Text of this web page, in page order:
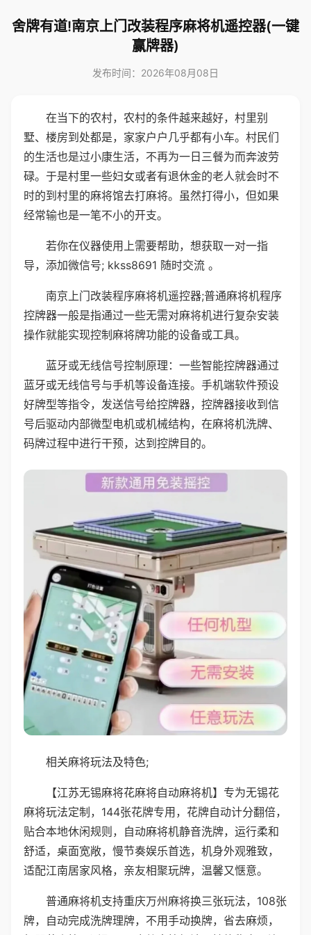
舍牌有道!南京上门改装程序麻将机遥控器(一键
赢牌器)
发布时间：2026年08月08日
在当下的农村，农村的条件越来越好，村里别
墅、楼房到处都是，家家户户几乎都有小车。村民们
的生活也是过小康生活，不再为一日三餐为而奔波劳
碌。于是村里一些妇女或者有退休金的老人就会时不
时的到村里的麻将馆去打麻将。虽然打得小，但如果
经常输也是一笔不小的开支。
若你在仪器使用上需要帮助，想获取一对一指
导，添加微信号; kkss8691 随时交流 。
南京上门改装程序麻将机遥控器;普通麻将机程序
控牌器一般是指通过一些无需对麻将机进行复杂安装
操作就能实现控制麻将牌功能的设备或工具。
蓝牙或无线信号控制原理：一些智能控牌器通过
蓝牙或无线信号与手机等设备连接。手机端软件预设
好牌型等指令，发送信号给控牌器，控牌器接收到信
号后驱动内部微型电机或机械结构，在麻将机洗牌、
码牌过程中进行干预，达到控牌目的。
相关麻将玩法及特色;
【江苏无锡麻将花麻将自动麻将机】专为无锡花
麻将玩法定制，144张花牌专用，花牌自动计分翻倍，
贴合本地休闲规则，自动麻将机静音洗牌，运行柔和
舒适，桌面宽敞，慢节奏娱乐首选，机身外观雅致，
适配江南居家风格，亲友相聚玩牌，温馨又惬意。
普通麻将机支持重庆万州麻将换三张玩法，108张
牌，自动完成洗牌理牌，不用手动换牌，省去麻烦，